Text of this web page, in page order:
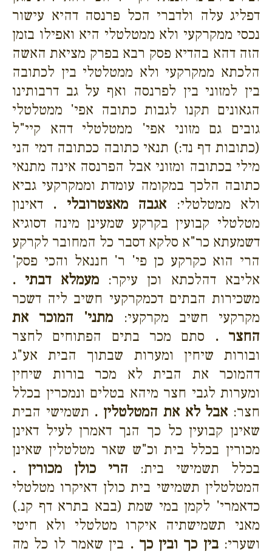
דפליג עלה ולדברי הכל פרנסה דהיא עישור
נכסי ממקרקעי ולא ממטלטלי היא ואפילו בזמן
הזה דהא בהדיא פסק רבא בפרק מציאת האשה
הלכתא ממקרקעי ולא ממטלטלי בין לכתובה
בין למזוני בין לפרנסה ואף על גב דרבותינו
הגאונים תקנו לגבות כתובה אפי' ממטלטלי
גובים גם מזוני אפי' ממטלטלי דהא קיי"ל
(כתובות דף נד:) תנאי כתובה ככתובה דמי הני
מילי בכתובה ומזוני אבל הפרנסה אינה מתנאי
כתובה הלכך במקומה עומדת וממקרקעי גביא
ולא ממטלטלי: אגבה מאצטרובלי . דאינון
מטלטלי קבועין בקרקע שמעינן מינה דסוגיא
דשמעתא כר"א סלקא דסבר כל המחובר לקרקע
הרי הוא כקרקע כן פי' ר' חננאל והכי פסק'
אליבא דהלכתא וכן עיקר:מעמלא דבתי .
משכירות הבתים דכמקרקעי חשיב ליה דשכר
מקרקעי חשיב מקרקעי: מתני' המוכר את
החצר . סתם מכר בתים הפתוחים לחצר
ובורות שיחין ומערות שבתוך הבית אע"ג
דהמוכר את הבית לא מכר בורות שיחין
ומערות לגבי חצר מיהא בטלים ונמכרין בכלל
חצר: אבל לא את המטלטלין . תשמישי הבית
שאינן קבועין כל כך הנך דאמרן לעיל דאינן
מכורין בכלל בית וכ"ש שאר מטלטלין שאינן
בכלל תשמישי בית: הרי כולן מכורין .
המטלטלין תשמישי בית כולן דאיקרו מטלטלי
כדאמרי' לקמן במי שמת (בבא בתרא דף קנ.)
מאני תשמישתיה איקרו מטלטלי ולא חיטי
ושערי:בין כך ובין כך . בין שאמר לו כל מה